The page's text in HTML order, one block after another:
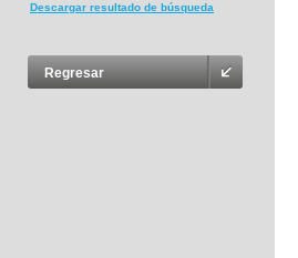
Descargar resultado de búsqueda
Regresar